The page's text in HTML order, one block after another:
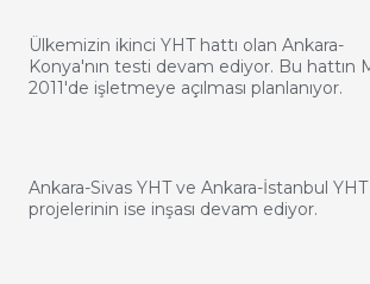
Ülkemizin ikinci YHT hattı olan Ankara-
Konya'nın testi devam ediyor. Bu hattın
2011'de işletmeye açılması planlanıyor.
Ankara-Sivas YHT ve Ankara-İstanbul YHT
projelerinin ise inşası devam ediyor.